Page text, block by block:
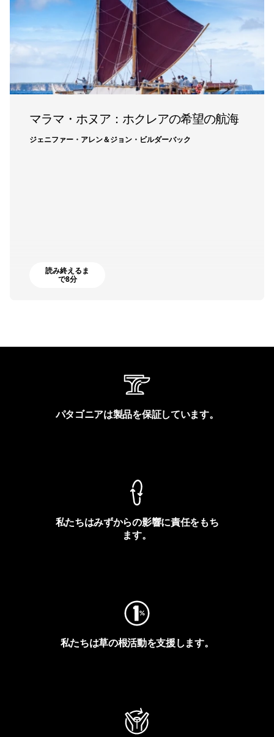
マラマ・ホヌア：ホクレアの希望の航海
ジェニファー・アレン＆ジョン・ビルダーバック
読み終えるま
で8分
パタゴニアは製品を保証しています。
私たちはみずからの影響に責任をもち
ます。
私たちは草の根活動を支援します。